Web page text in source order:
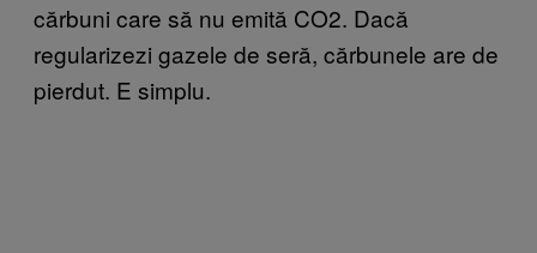
cărbuni care să nu emită CO2. Dacă
regularizezi gazele de seră, cărbunele are de
pierdut. E simplu.